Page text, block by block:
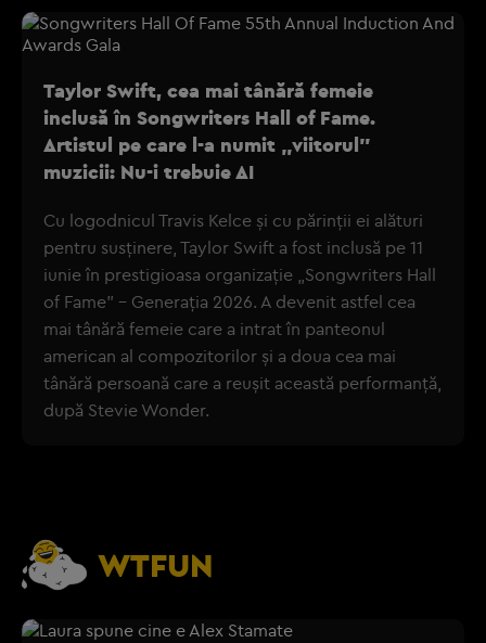
Taylor Swift, cea mai tânără femeie
inclusă în Songwriters Hall of Fame.
Artistul pe care l-a numit „viitorul”
muzicii: Nu-i trebuie AI
Cu logodnicul Travis Kelce și cu părinții ei alături
pentru susținere, Taylor Swift a fost inclusă pe 11
iunie în prestigioasa organizație „Songwriters Hall
of Fame” - Generația 2026. A devenit astfel cea
mai tânără femeie care a intrat în panteonul
american al compozitorilor și a doua cea mai
tânără persoană care a reușit această performanță,
după Stevie Wonder.
WTFUN